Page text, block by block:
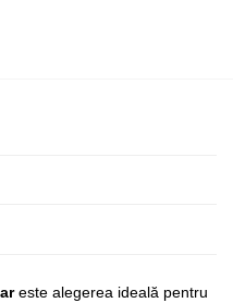
este alegerea ideală pentru